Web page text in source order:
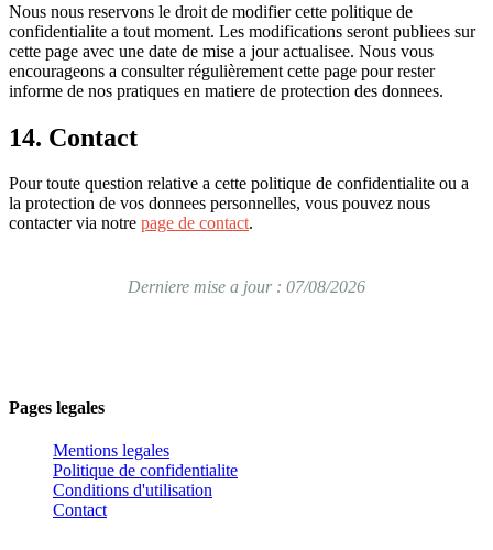
Nous nous reservons le droit de modifier cette politique de
confidentialite a tout moment. Les modifications seront publiees sur
cette page avec une date de mise a jour actualisee. Nous vous
encourageons a consulter régulièrement cette page pour rester
informe de nos pratiques en matiere de protection des donnees.
14. Contact
Pour toute question relative a cette politique de confidentialite ou a
la protection de vos donnees personnelles, vous pouvez nous
contacter via notre page de contact.
Derniere mise a jour : 07/08/2026
Pages legales
Mentions legales
Politique de confidentialite
Conditions d'utilisation
Contact